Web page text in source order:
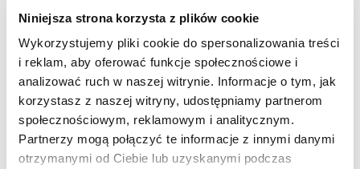
Niniejsza strona korzysta z plików cookie
Wykorzystujemy pliki cookie do spersonalizowania treści
i reklam, aby oferować funkcje społecznościowe i
analizować ruch w naszej witrynie. Informacje o tym, jak
korzystasz z naszej witryny, udostępniamy partnerom
społecznościowym, reklamowym i analitycznym.
Partnerzy mogą połączyć te informacje z innymi danymi
otrzymanymi od Ciebie lub uzyskanymi podczas
Pokroiłam ją na mniejsze kawałki.
Przełożyłam do garnka z wodą wraz z liśćmi
laurowymi i zielem angielskim.